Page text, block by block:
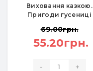
Виховання казкою.
Пригоди гусениці
69.00грн.
55.20грн.
- +